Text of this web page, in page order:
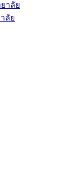
าลัย
ลัย